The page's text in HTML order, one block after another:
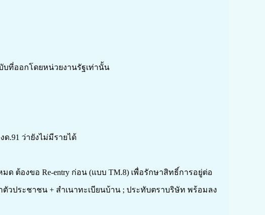
บที่ออกโดยหน่วยงานรัฐเท่านั้น
.91 ว่ายังไม่มีรายได้
ด ต้องขอ Re-entry ก่อน (แบบ TM.8) เพื่อรักษาสิทธิ์การอยู่ต่อ
วประชาชน + สำเนาทะเบียนบ้าน ; ประทับตราบริษัท พร้อมลง